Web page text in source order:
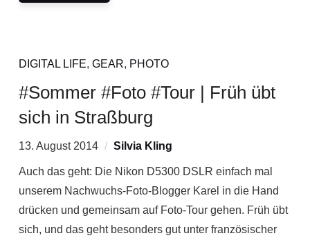
DIGITAL LIFE, GEAR, PHOTO
#Sommer #Foto #Tour | Früh übt
sich in Straßburg
13. August 2014 Silvia Kling
Auch das geht: Die Nikon D5300 DSLR einfach mal
unserem Nachwuchs-Foto-Blogger Karel in die Hand
drücken und gemeinsam auf Foto-Tour gehen. Früh übt
sich, und das geht besonders gut unter französischer